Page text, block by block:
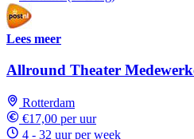
Lees meer
Allround Theater
Rotterdam
€17,00 per uur
4 - 32 uur per week